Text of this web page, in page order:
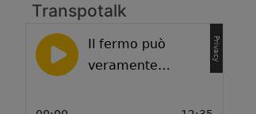
Transpotalk